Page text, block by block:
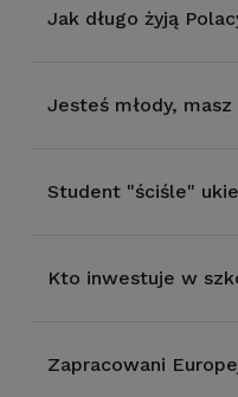
Jak długo żyją
Jesteś młody,
Student "ściśle"
Kto inwestuje w
Zapracowani